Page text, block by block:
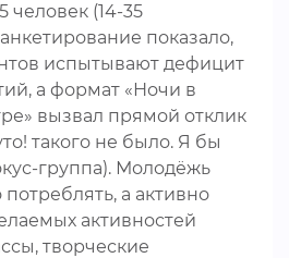
человек (14-35
показало,
испытывают дефицит
а формат «Ночи в
вызвал прямой отклик
такого не было. Я бы
группа). Молодёжь
а активно
активностей
творческие